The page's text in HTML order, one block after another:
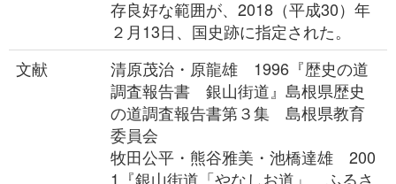
存良好な範囲が、2018（平成30）年
２月13日、国史跡に指定された。
文献
清原茂治・原龍雄 1996『歴史の道
調査報告書 銀山街道』島根県歴史
の道調査報告書第３集 島根県教育
委員会
牧田公平・熊谷雅美・池橋達雄 200
1『銀山街道「やなしお道」 ふるさ